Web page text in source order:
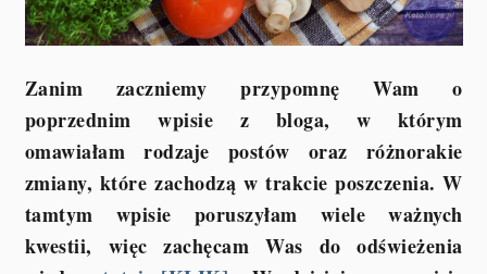
Zanim zaczniemy przypomnę Wam o
poprzednim wpisie z bloga, w którym
omawiałam rodzaje postów oraz różnorakie
zmiany, które zachodzą w trakcie poszczenia. W
tamtym wpisie poruszyłam wiele ważnych
kwestii, więc zachęcam Was do odświeżenia